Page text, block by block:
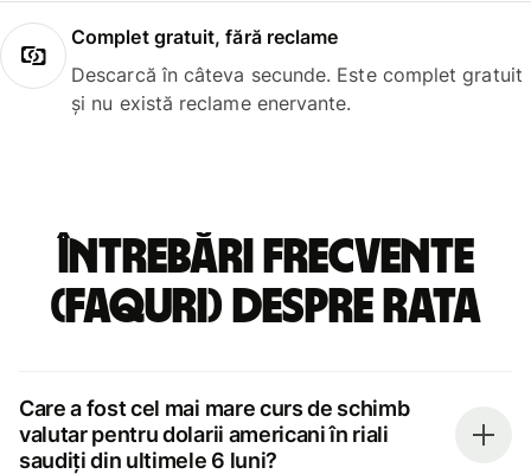
Complet gratuit, fără reclame
Descarcă în câteva secunde. Este complet gratuit
și nu există reclame enervante.
Întrebări frecvente
(FAQuri) despre rata
Care a fost cel mai mare curs de schimb
valutar pentru dolarii americani în riali
saudiți din ultimele 6 luni?